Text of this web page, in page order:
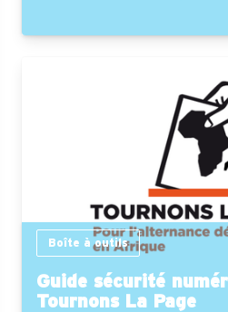
Boîte à outils
Guide sécurité
Tournons La Page